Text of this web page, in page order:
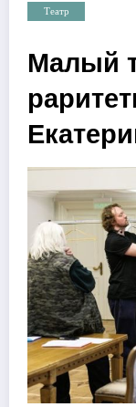
Театр
Малый